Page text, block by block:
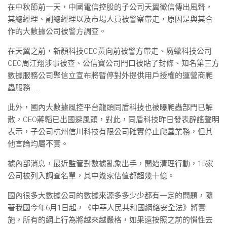
在中秋節前一天，中國電信控股的子公司天翼徵信傳出風聲，
其總經理、副總經理以及市場人員被警察帶走，原因是與其合
作的大數據公司被警方調查。
在天翼之前，新顏科技CEO黃向前被警方帶走、魔蠍科技公司
CEO周江翔涉事被查、公信寶公司門口被貼了封條、知名第三方
數據服務公司聚信立宣布將暫停對外提供用戶授權的運營商爬
蟲服務……
此外，國內大數據風控平台龍頭同盾科技也被曝爬蟲部門已解
散，CEO蔣韜已出國避風頭，對此，同盾科技昨日發表辟謠聲明
表示，子公司杭州信川科技有限公司確實停止爬蟲業務，但其
他言論均屬不實。
據內部消息，最近監管對數據亂象出手，開始清理行動，15家
公司被列入調查名單，其中幾家估值都超幾十億。
國內很多大數據公司的數據來源多多少少都有一定的問題，隨
著我國今年6月1日起，《中華人民共和國網絡安全法》將實
施，所有的網上行為將越來越嚴格，如果還按照之前的慣性去